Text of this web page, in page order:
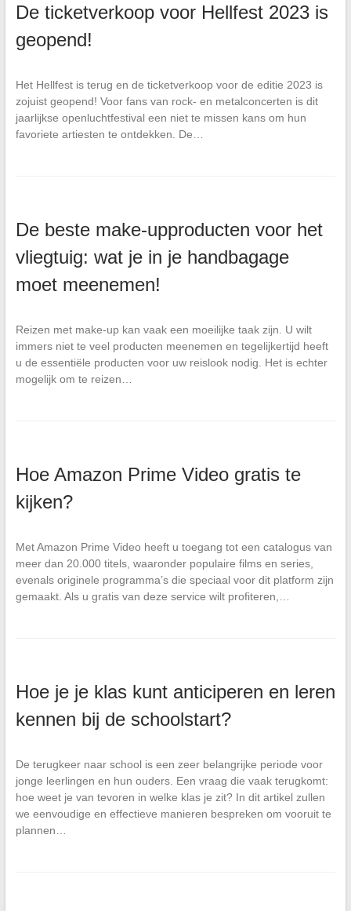
De ticketverkoop voor Hellfest 2023 is
geopend!
Het Hellfest is terug en de ticketverkoop voor de editie 2023 is
zojuist geopend! Voor fans van rock- en metalconcerten is dit
jaarlijkse openluchtfestival een niet te missen kans om hun
favoriete artiesten te ontdekken. De…
De beste make-upproducten voor het
vliegtuig: wat je in je handbagage
moet meenemen!
Reizen met make-up kan vaak een moeilijke taak zijn. U wilt
immers niet te veel producten meenemen en tegelijkertijd heeft
u de essentiële producten voor uw reislook nodig. Het is echter
mogelijk om te reizen…
Hoe Amazon Prime Video gratis te
kijken?
Met Amazon Prime Video heeft u toegang tot een catalogus van
meer dan 20.000 titels, waaronder populaire films en series,
evenals originele programma’s die speciaal voor dit platform zijn
gemaakt. Als u gratis van deze service wilt profiteren,…
Hoe je je klas kunt anticiperen en leren
kennen bij de schoolstart?
De terugkeer naar school is een zeer belangrijke periode voor
jonge leerlingen en hun ouders. Een vraag die vaak terugkomt:
hoe weet je van tevoren in welke klas je zit? In dit artikel zullen
we eenvoudige en effectieve manieren bespreken om vooruit te
plannen…